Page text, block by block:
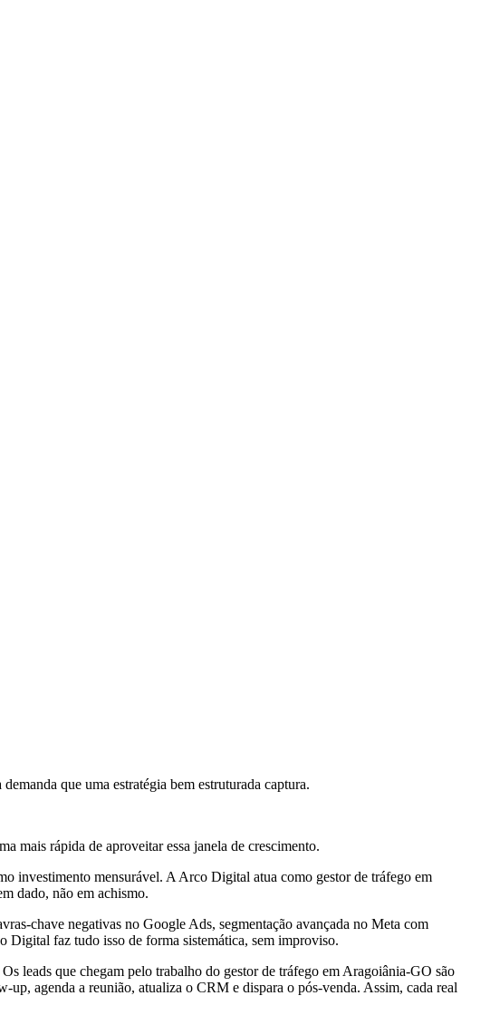
que uma estratégia bem estruturada captura.
mais rápida de aproveitar essa janela de crescimento.
investimento mensurável. A Arco Digital atua como gestor de tráfego em
dado, não em achismo.
chave negativas no Google Ads, segmentação avançada no Meta com
faz tudo isso de forma sistemática, sem improviso.
leads que chegam pelo trabalho do gestor de tráfego em Aragoiânia-GO são
agenda a reunião, atualiza o CRM e dispara o pós-venda. Assim, cada real